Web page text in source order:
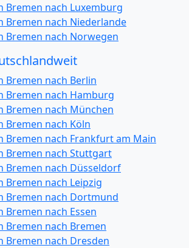
Bremen nach Luxemburg
Bremen nach Niederlande
Bremen nach Norwegen
Bremen nach Berlin
Bremen nach Hamburg
Bremen nach München
Bremen nach Köln
Bremen nach Frankfurt am Main
Bremen nach Stuttgart
Bremen nach Düsseldorf
Bremen nach Leipzig
Bremen nach Dortmund
Bremen nach Essen
Bremen nach Bremen
Bremen nach Dresden